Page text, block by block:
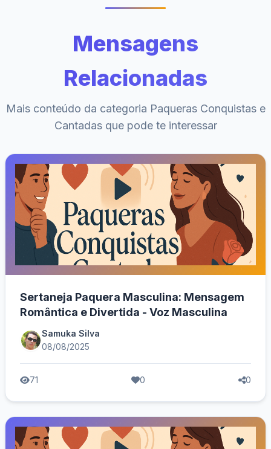
Mensagens
Relacionadas
Mais conteúdo da categoria Paqueras Conquistas e
Cantadas que pode te interessar
Sertaneja Paquera Masculina: Mensagem
Romântica e Divertida - Voz Masculina
Samuka Silva
08/08/2025
71 0 0